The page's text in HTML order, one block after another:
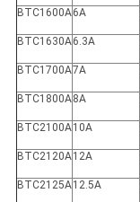
BTC1600A6A
BTC1630A6.3A
BTC1700A7A
BTC1800A8A
BTC2100A10A
BTC2120A12A
BTC2125A12.5A